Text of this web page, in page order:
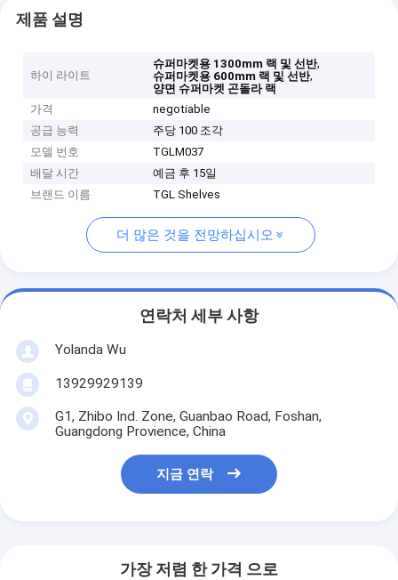
제품 설명
하이 라이트
슈퍼마켓용 1300mm 랙 및 선반,
슈퍼마켓용 600mm 랙 및 선반,
양면 슈퍼마켓 곤돌라 랙
가격
negotiable
공급 능력
주당 100 조각
모델 번호
TGLM037
배달 시간
예금 후 15일
브랜드 이름
TGL Shelves
더 많은 것을 전망하십시오
연락처 세부 사항
Yolanda Wu
13929929139
G1, Zhibo Ind. Zone, Guanbao Road, Foshan,
Guangdong Provience, China
지금 연락
가장 저렴 한 가격 으로